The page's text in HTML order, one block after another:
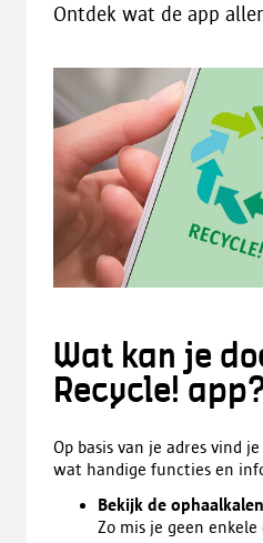
Ontdek wat de app
Wat kan je
Recycle!
Op basis van je adres vind
wat handige functies en
Bekijk de
Zo mis je geen